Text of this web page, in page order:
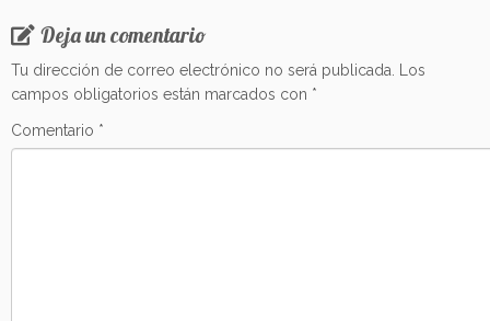
Deja un comentario
Tu dirección de correo electrónico no será publicada.
Los
campos obligatorios están marcados con *
Comentario *